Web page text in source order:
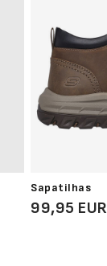
Sapatilhas
99,95 EUR